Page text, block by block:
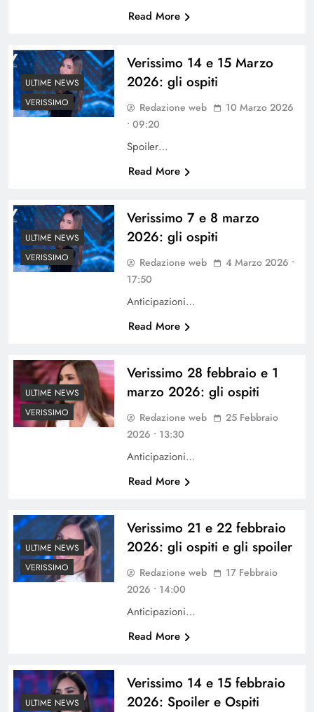
Read More
ULTIME NEWS
VERISSIMO
Verissimo 14 e 15 Marzo
2026: gli ospiti
Redazione web
10 Marzo 2026
• 09:20
Spoiler…
Read More
ULTIME NEWS
VERISSIMO
Verissimo 7 e 8 marzo
2026: gli ospiti
Redazione web
4 Marzo 2026 •
17:50
Anticipazioni…
Read More
ULTIME NEWS
VERISSIMO
Verissimo 28 febbraio e 1
marzo 2026: gli ospiti
Redazione web
25 Febbraio
2026 • 13:30
Anticipazioni…
Read More
ULTIME NEWS
VERISSIMO
Verissimo 21 e 22 febbraio
2026: gli ospiti e gli spoiler
Redazione web
17 Febbraio
2026 • 14:00
Anticipazioni…
Read More
ULTIME NEWS
Verissimo 14 e 15 febbraio
2026: Spoiler e Ospiti